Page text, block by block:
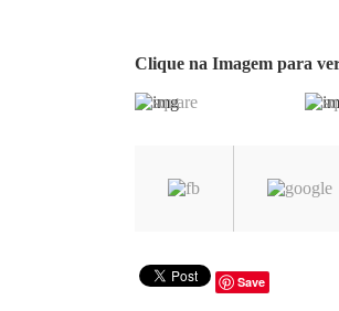
Clique na Imagem para
Save